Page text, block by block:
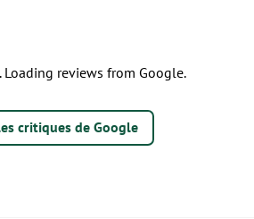
Loading reviews from Google.
critiques de Google